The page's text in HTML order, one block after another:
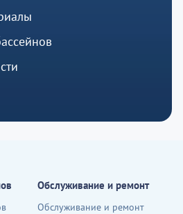
Обслуживание и ремонт
Обслуживание и ремонт